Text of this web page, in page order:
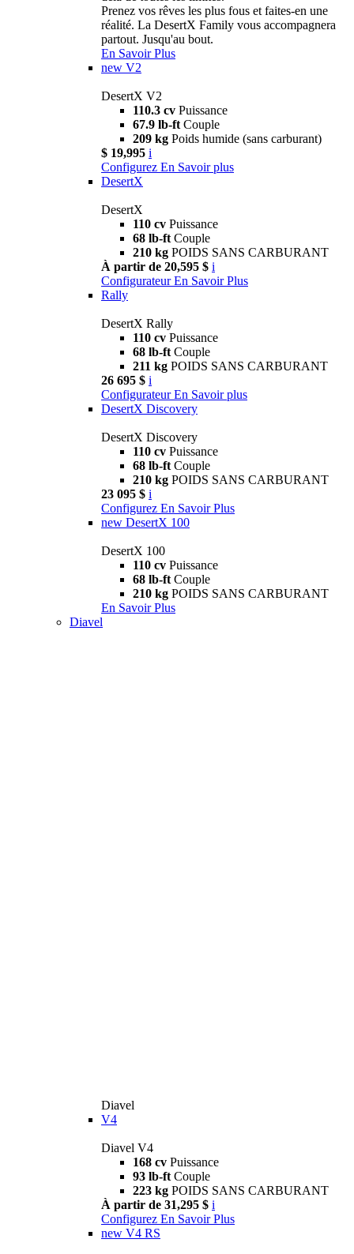
Prenez vos rêves les plus fous et faites-en une
réalité. La DesertX Family vous accompagnera
partout. Jusqu'au bout.
En Savoir Plus
new V2
DesertX V2
110.3 cv Puissance
67.9 lb-ft Couple
209 kg Poids humide (sans carburant)
$ 19,995 i
Configurez En Savoir plus
DesertX
DesertX
110 cv Puissance
68 lb-ft Couple
210 kg POIDS SANS CARBURANT
À partir de 20,595 $ i
Configurateur En Savoir Plus
Rally
DesertX Rally
110 cv Puissance
68 lb-ft Couple
211 kg POIDS SANS CARBURANT
26 695 $ i
Configurateur En Savoir plus
DesertX Discovery
DesertX Discovery
110 cv Puissance
68 lb-ft Couple
210 kg POIDS SANS CARBURANT
23 095 $ i
Configurez En Savoir Plus
new DesertX 100
DesertX 100
110 cv Puissance
68 lb-ft Couple
210 kg POIDS SANS CARBURANT
En Savoir Plus
Diavel
Diavel
V4
Diavel V4
168 cv Puissance
93 lb-ft Couple
223 kg POIDS SANS CARBURANT
À partir de 31,295 $ i
Configurez En Savoir Plus
new V4 RS